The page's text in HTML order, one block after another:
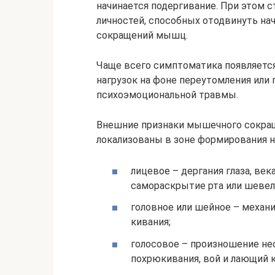
начинается подергивание. При этом
личностей, способных отодвинуть
сокращений мышц.
Чаще всего симптоматика
нагрузок на фоне переутомления
психоэмоциональной травмы.
Внешние признаки мышечного
локализованы в зоне формирования
лицевое – дергания глаза,
самораскрытие рта или
головное или шейное –
кивания;
голосовое – произношение
похрюкивания, вой и лающий